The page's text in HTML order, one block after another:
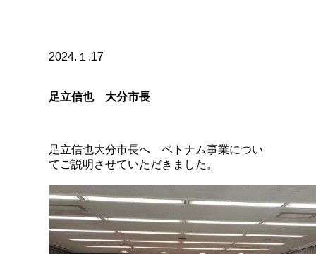
2024.１.17
足立信也 大分市長
足立信也大分市長へ ベトナム事業につい
てご説明させていただきました。